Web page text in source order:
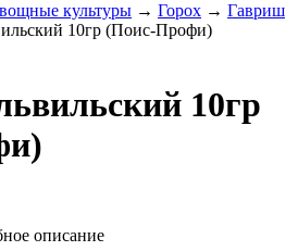
культуры → Горох → Гавриш
10гр (Поис-Профи)
10гр
описание